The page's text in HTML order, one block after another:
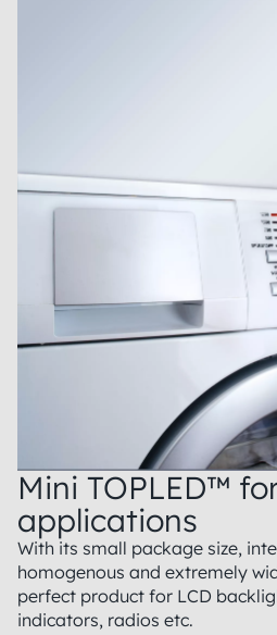
Mini TOPLED™
applications
With its small package size,
homogenous and extremely
perfect product for LCD
indicators, radios etc.